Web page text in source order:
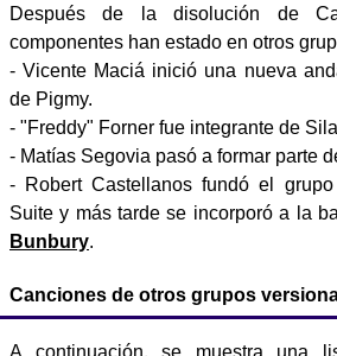
Después de la disolución de
componentes han estado en otros
- Vicente Maciá inició una nueva
de Pigmy.
- "Freddy" Forner fue integrante de
- Matías Segovia pasó a formar parte
- Robert Castellanos fundó el
Suite y más tarde se incorporó a la
Bunbury.
Canciones de otros grupos